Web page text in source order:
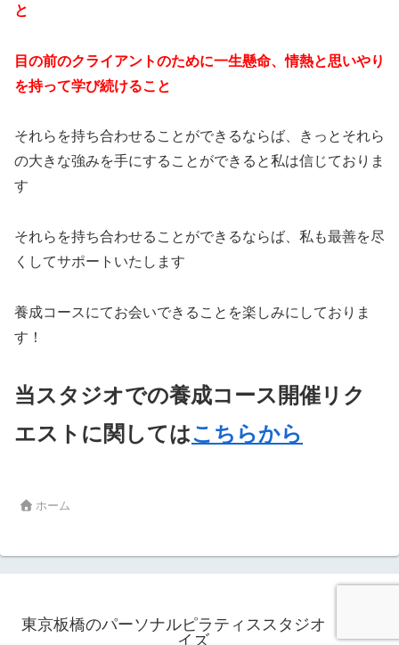
と
目の前のクライアントのために一生懸命、情熱と思いやり
を持って学び続けること
それらを持ち合わせることができるならば、きっとそれら
の大きな強みを手にすることができると私は信じておりま
す
それらを持ち合わせることができるならば、私も最善を尽
くしてサポートいたします
養成コースにてお会いできることを楽しみにしておりま
す！
当スタジオでの養成コース開催リク
エストに関してはこちらから
ホーム
東京板橋のパーソナルピラティススタジオ リアラ
イズ